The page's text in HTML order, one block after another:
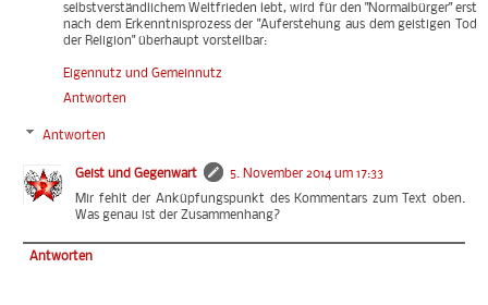
selbstverständlichem Weltfrieden lebt, wird für den "Normalbürger" erst
nach dem Erkenntnisprozess der "Auferstehung aus dem geistigen Tod
der Religion" überhaupt vorstellbar:
Eigennutz und Gemeinnutz
Antworten
Antworten
Geist und Gegenwart
5. November 2014 um 17:33
Mir fehlt der Anküpfungspunkt des Kommentars zum Text oben.
Was genau ist der Zusammenhang?
Antworten